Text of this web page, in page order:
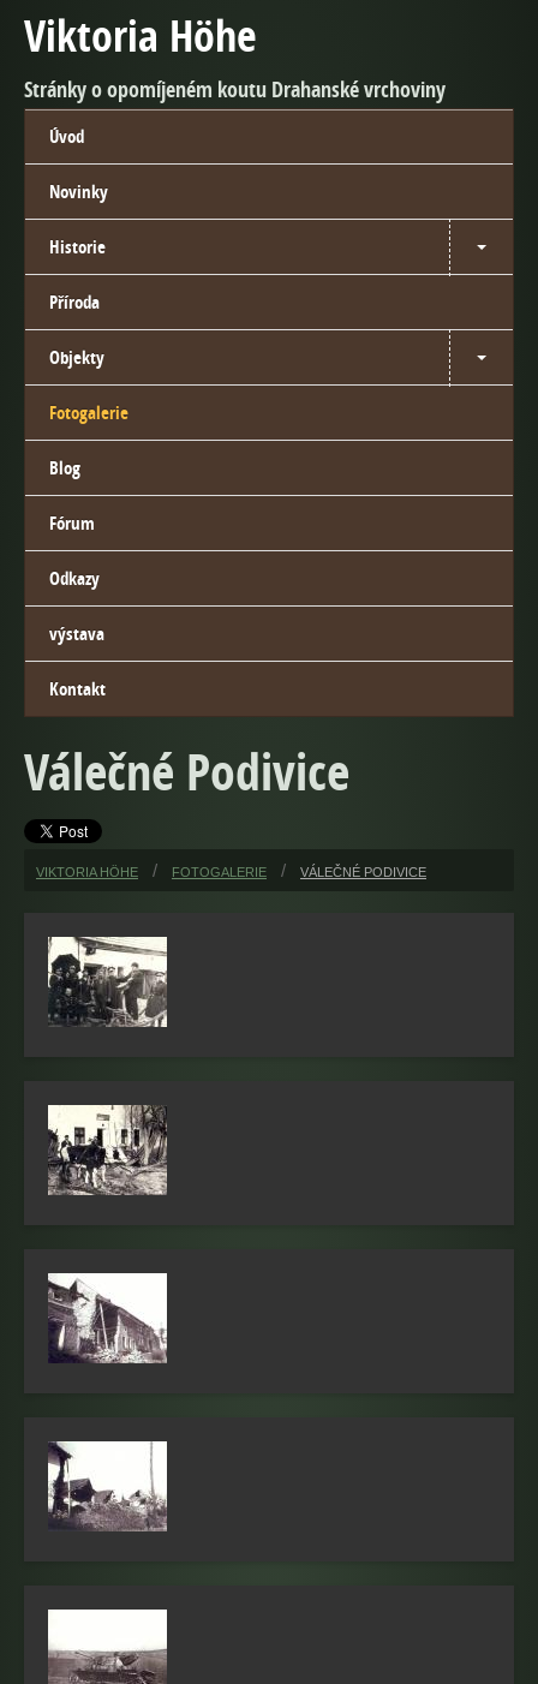
Viktoria Höhe
Stránky o opomíjeném koutu Drahanské vrchoviny
Úvod
Novinky
Historie
Příroda
Objekty
Fotogalerie
Blog
Fórum
Odkazy
výstava
Kontakt
Válečné Podivice
VIKTORIA HÖHE FOTOGALERIE VÁLEČNÉ PODIVICE